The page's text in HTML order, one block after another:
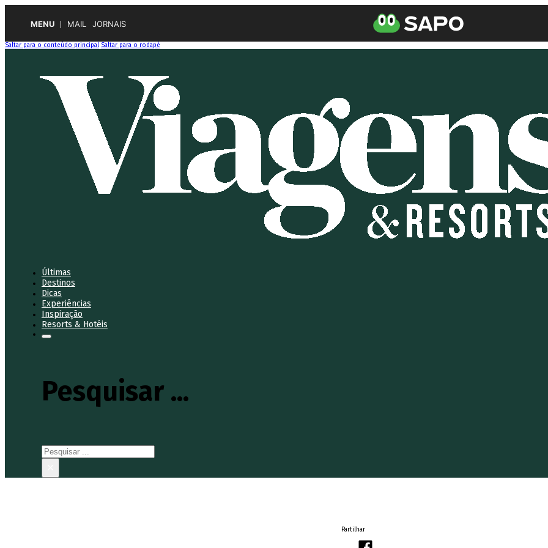
MENU MAIL JORNAIS
Saltar para o conteúdo principal Saltar para o rodapé
Últimas
Destinos
Dicas
Experiências
Inspiração
Resorts & Hotéis
Pesquisar ...
Pesquisar
Partilhar